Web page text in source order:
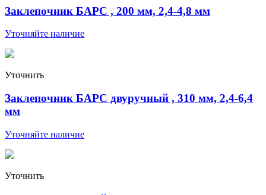
Заклепочник БАРС , 200 мм, 2,4-4,8 мм
Уточняйте наличие
Уточнить
Заклепочник БАРС двуручный , 310 мм, 2,4-6,4
мм
Уточняйте наличие
Уточнить